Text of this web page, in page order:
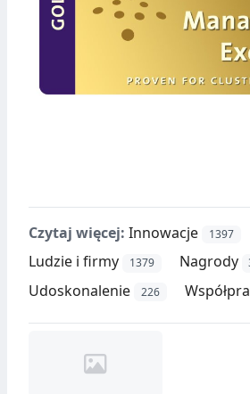
Czytaj więcej: Innowacje 1397
Ludzie i firmy 1379 Nagrody
Udoskonalenie 226